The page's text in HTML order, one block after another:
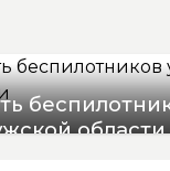
области